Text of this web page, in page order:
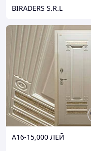
BIRADERS S.R.L
A16-15,000 ЛЕЙ